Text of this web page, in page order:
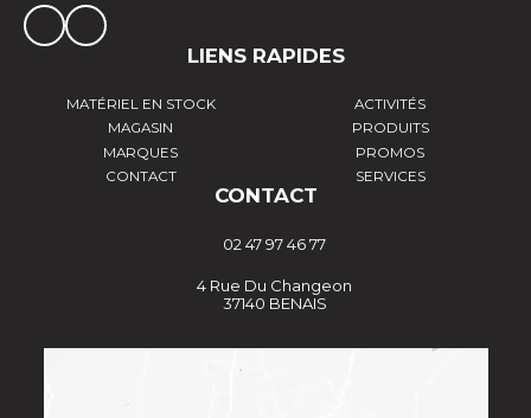
LIENS RAPIDES
MATÉRIEL EN STOCK
ACTIVITÉS
MAGASIN
PRODUITS
MARQUES
PROMOS
CONTACT
SERVICES
CONTACT
02 47 97 46 77
4 Rue Du Changeon
37140 BENAIS